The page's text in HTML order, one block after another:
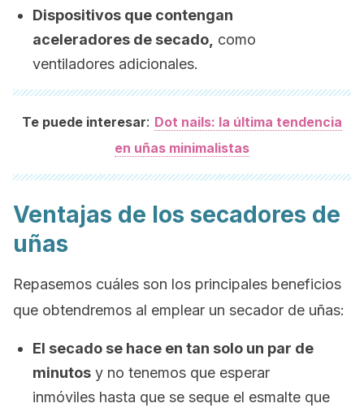
Dispositivos que contengan
aceleradores de secado, como
ventiladores adicionales.
Te puede interesar: Dot nails: la última tendencia
en uñas minimalistas
Ventajas de los secadores de
uñas
Repasemos cuáles son los principales beneficios
que obtendremos al emplear un secador de uñas:
El secado se hace en tan solo un par de
minutos y no tenemos que esperar
inmóviles hasta que se seque el esmalte que